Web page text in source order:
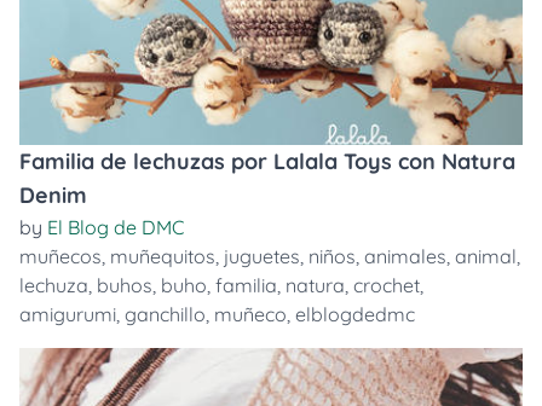
Familia de lechuzas por Lalala Toys con Natura
Denim
by El Blog de DMC
muñecos, muñequitos, juguetes, niños, animales, animal,
lechuza, buhos, buho, familia, natura, crochet,
amigurumi, ganchillo, muñeco, elblogdedmc